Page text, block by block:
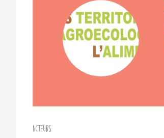
Acteurs